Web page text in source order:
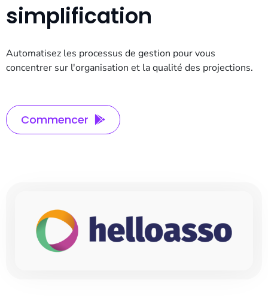
simplification
Automatisez les processus de gestion pour vous
concentrer sur l'organisation et la qualité des projections.
Commencer